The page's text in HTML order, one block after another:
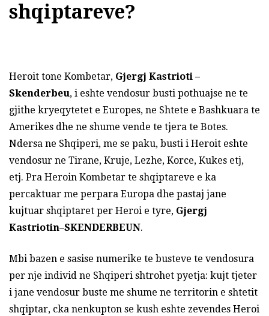
shqiptareve?
Heroit tone Kombetar, Gjergj Kastrioti –
Skenderbeu, i eshte vendosur busti pothuajse ne te
gjithe kryeqytetet e Europes, ne Shtete e Bashkuara te
Amerikes dhe ne shume vende te tjera te Botes.
Ndersa ne Shqiperi, me se paku, busti i Heroit eshte
vendosur ne Tirane, Kruje, Lezhe, Korce, Kukes etj,
etj. Pra Heroin Kombetar te shqiptareve e ka
percaktuar me perpara Europa dhe pastaj jane
kujtuar shqiptaret per Heroi e tyre, Gjergj
Kastriotin–SKENDERBEUN.
Mbi bazen e sasise numerike te busteve te vendosura
per nje individ ne Shqiperi shtrohet pyetja: kujt tjeter
i jane vendosur buste me shume ne territorin e shtetit
shqiptar, cka nenkupton se kush eshte zevendes Heroi